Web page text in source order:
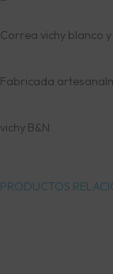
Correa vichy blanco
Fabricada
vichy B&N
PRODUCTOS